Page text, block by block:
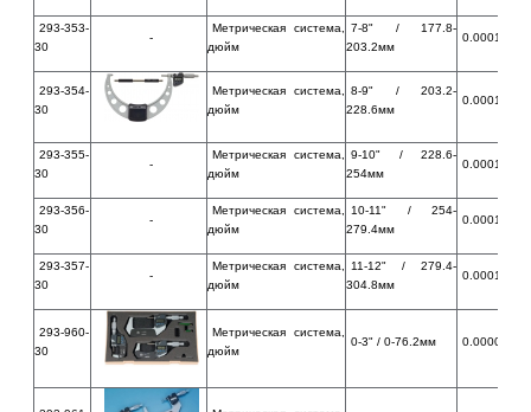
293-353-
30
-
Метрическая система,
дюйм
7-8" / 177.8-
203.2мм
0.00010" /
293-354-
30
Метрическая система,
дюйм
8-9" / 203.2-
228.6мм
0.00010" /
293-355-
30
-
Метрическая система,
дюйм
9-10" / 228.6-
254мм
0.00010" /
293-356-
30
-
Метрическая система,
дюйм
10-11" / 254-
279.4мм
0.00010" /
293-357-
30
-
Метрическая система,
дюйм
11-12" / 279.4-
304.8мм
0.00010" /
293-960-
30
Метрическая система,
дюйм
0-3" / 0-76.2мм 0.00005" /